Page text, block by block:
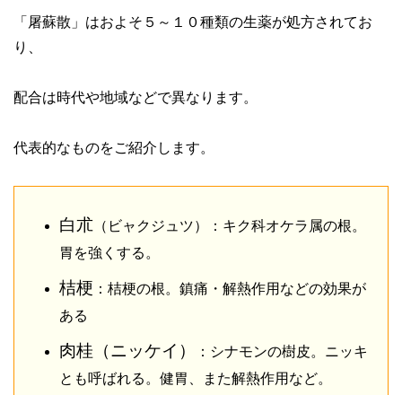
「屠蘇散」はおよそ５～１０種類の生薬が処方されてお
り、
配合は時代や地域などで異なります。
代表的なものをご紹介します。
白朮 （ビャクジュツ）：キク科オケラ属の根。
胃を強くする。
桔梗 ：桔梗の根。鎮痛・解熱作用などの効果が
ある
肉桂（ニッケイ）
：シナモンの樹皮。ニッキ
とも呼ばれる。健胃、また解熱作用など。